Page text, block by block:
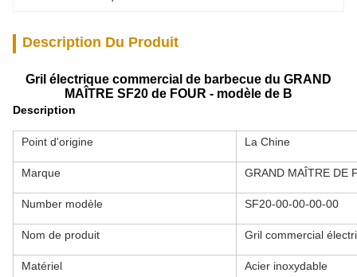
Description Du Produit
Gril électrique commercial de barbecue du GRAND
MAÎTRE SF20 de FOUR - modèle de B
Description
Point d'origine La Chine
Marque GRAND MAÎTRE DE
Number modèle SF20-00-00-00-00
Nom de produit Gril commercial
Matériel Acier inoxydable